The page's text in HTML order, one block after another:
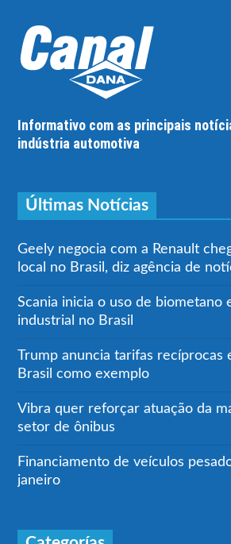
Informativo com as principais
indústria automotiva
Últimas Notícias
Geely negocia com a Renault
local no Brasil, diz agência de
Scania inicia o uso de biometano
industrial no Brasil
Trump anuncia tarifas recíprocas
Brasil como exemplo
Vibra quer reforçar atuação da
setor de ônibus
Financiamento de veículos
janeiro